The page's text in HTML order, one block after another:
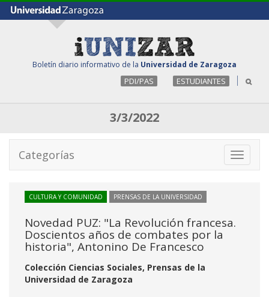
Boletín diario informativo de la Universidad de Zaragoza
PDI/PAS ESTUDIANTES
3/3/2022
Toggle
Categorías
CULTURA Y COMUNIDAD PRENSAS DE LA UNIVERSIDAD
Novedad PUZ: "La Revolución francesa.
Doscientos años de combates por la
historia", Antonino De Francesco
Colección Ciencias Sociales, Prensas de la
Universidad de Zaragoza